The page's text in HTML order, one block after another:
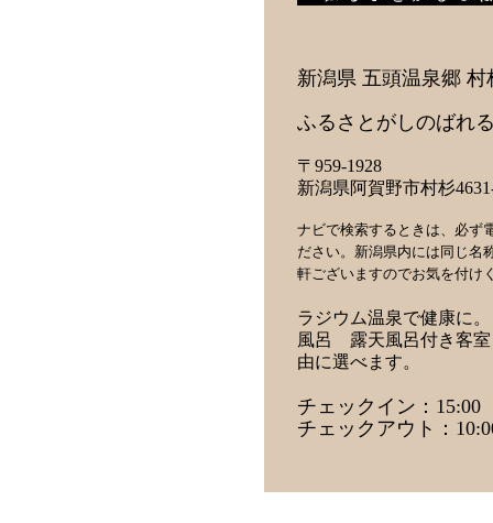
新潟県 五頭温泉郷 村
ふるさとがしのばれ
〒959-1928
新潟県阿賀野市村杉
ナビで検索するときは、必ず
ださい。新潟県内には同じ名
軒ございますのでお気を付け
ラジウム温泉で健康に
風呂 露天風呂付き客
由に選べます。
チェックイン：15:00
チェックアウト：